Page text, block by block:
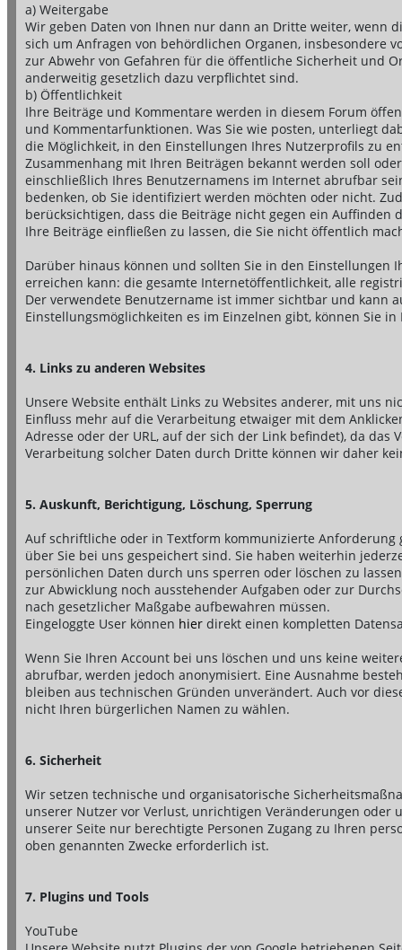
a) Weitergabe
Wir geben Daten von Ihnen nur dann an Dritte weiter, wenn
sich um Anfragen von behördlichen Organen, insbesondere
zur Abwehr von Gefahren für die öffentliche Sicherheit und
anderweitig gesetzlich dazu verpflichtet sind.
b) Öffentlichkeit
Ihre Beiträge und Kommentare werden in diesem Forum
und Kommentarfunktionen. Was Sie wie posten, unterliegt
die Möglichkeit, in den Einstellungen Ihres Nutzerprofils zu
Zusammenhang mit Ihren Beiträgen bekannt werden soll
einschließlich Ihres Benutzernamens im Internet abrufbar
bedenken, ob Sie identifiziert werden möchten oder nicht.
berücksichtigen, dass die Beiträge nicht gegen ein
Ihre Beiträge einfließen zu lassen, die Sie nicht öffentlich
Darüber hinaus können und sollten Sie in den Einstellungen
erreichen kann: die gesamte Internetöffentlichkeit, alle
Der verwendete Benutzername ist immer sichtbar und kann
Einstellungsmöglichkeiten es im Einzelnen gibt, können Sie
4. Links zu anderen Websites
Unsere Website enthält Links zu Websites anderer, mit uns
Einfluss mehr auf die Verarbeitung etwaiger mit dem
Adresse oder der URL, auf der sich der Link befindet), da
Verarbeitung solcher Daten durch Dritte können wir daher
5. Auskunft, Berichtigung, Löschung, Sperrung
Auf schriftliche oder in Textform kommunizierte
über Sie bei uns gespeichert sind. Sie haben weiterhin
persönlichen Daten durch uns sperren oder löschen zu
zur Abwicklung noch ausstehender Aufgaben oder zur
nach gesetzlicher Maßgabe aufbewahren müssen.
Eingeloggte User können hier direkt einen kompletten
Wenn Sie Ihren Account bei uns löschen und uns keine
abrufbar, werden jedoch anonymisiert. Eine Ausnahme
bleiben aus technischen Gründen unverändert. Auch vor
nicht Ihren bürgerlichen Namen zu wählen.
6. Sicherheit
Wir setzen technische und organisatorische
unserer Nutzer vor Verlust, unrichtigen Veränderungen
unserer Seite nur berechtigte Personen Zugang zu Ihren
oben genannten Zwecke erforderlich ist.
7. Plugins und Tools
YouTube